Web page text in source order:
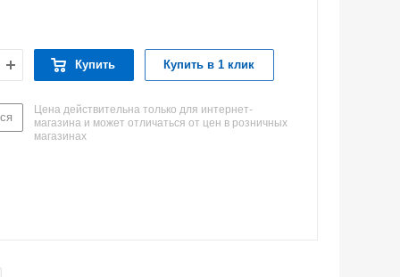
Купить Купить в 1 клик
Цена действительна только для интернет-
магазина и может отличаться от цен в розничных
магазинах